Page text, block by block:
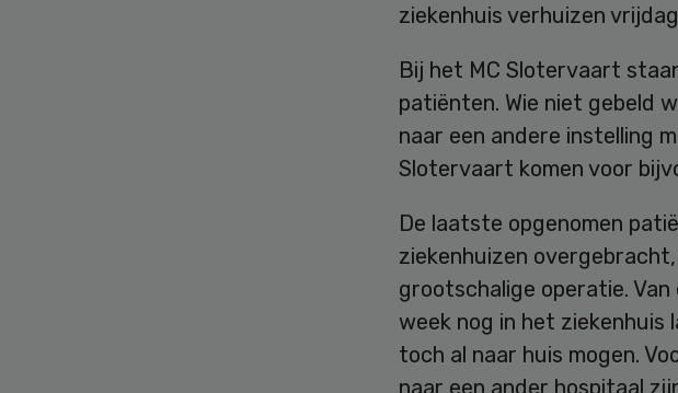
ziekenhuis verhuizen
Bij het MC Slotervaart
patiënten. Wie niet gebeld
naar een andere instelling
Slotervaart komen voor
De laatste opgenomen
ziekenhuizen
grootschalige operatie.
week nog in het ziekenhuis
toch al naar huis mogen.
naar een ander hospitaal